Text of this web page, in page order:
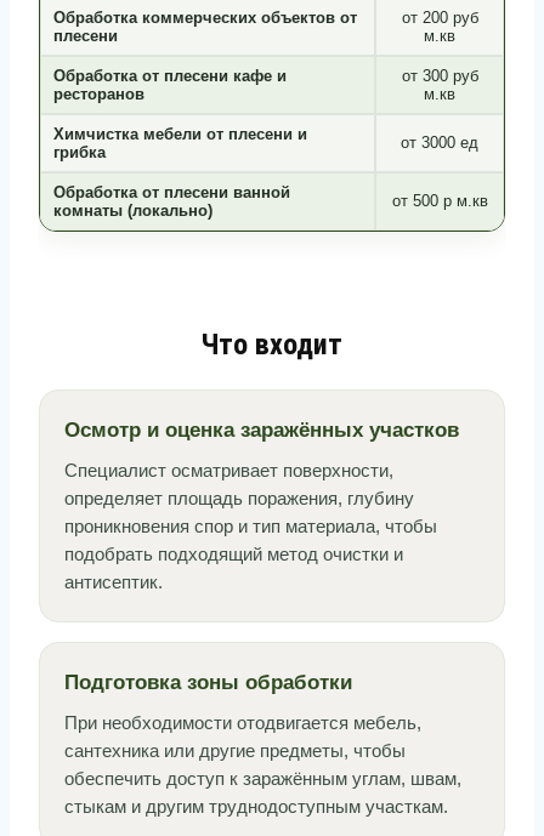
Обработка коммерческих объектов от
плесени
от 200 руб
м.кв
Обработка от плесени кафе и
ресторанов
от 300 руб
м.кв
Химчистка мебели от плесени и
грибка
от 3000 ед
Обработка от плесени ванной
комнаты (локально)
от 500 р м.кв
Что входит
Осмотр и оценка заражённых участков
Специалист осматривает поверхности,
определяет площадь поражения, глубину
проникновения спор и тип материала, чтобы
подобрать подходящий метод очистки и
антисептик.
Подготовка зоны обработки
При необходимости отодвигается мебель,
сантехника или другие предметы, чтобы
обеспечить доступ к заражённым углам, швам,
стыкам и другим труднодоступным участкам.